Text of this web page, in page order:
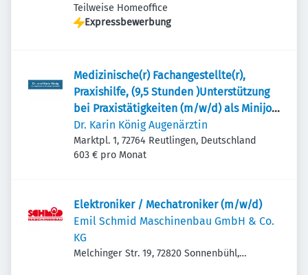
Deutschland
Teilweise Homeoffice
Expressbewerbung
Medizinische(r) Fachangestellte(r),
Praxishilfe, (9,5 Stunden )Unterstützung
bei Praxistätigkeiten (m/w/d) als Minijob
(9 ,5 Stunden)
Dr. Karin König Augenärztin
Marktpl. 1, 72764 Reutlingen, Deutschland
603 € pro Monat
Elektroniker / Mechatroniker (m/w/d)
Emil Schmid Maschinen­bau GmbH & Co.
KG
Melchinger Str. 19, 72820 Sonnenbühl,